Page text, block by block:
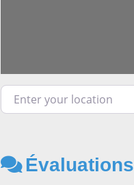
Enter your location
Évaluations